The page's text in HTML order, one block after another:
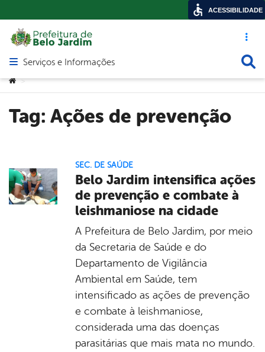
Acesso
Abrir menu principal de navegação
Serviços e Informações
Você está aqui:
>
Tag: Ações de prevenção
SEC. DE SAÚDE
Belo Jardim intensifica ações
de prevenção e combate à
leishmaniose na cidade
A Prefeitura de Belo Jardim, por meio
da Secretaria de Saúde e do
Departamento de Vigilância
Ambiental em Saúde, tem
intensificado as ações de prevenção
e combate à leishmaniose,
considerada uma das doenças
parasitárias que mais mata no mundo.
ACESSIBILIDADE